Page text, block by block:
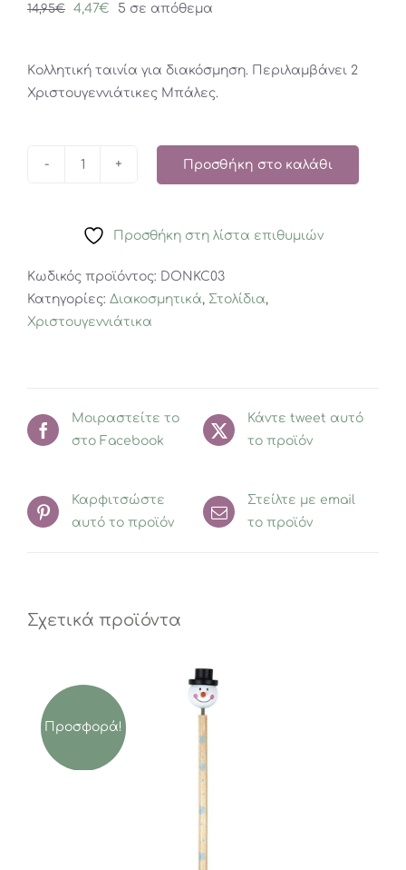
14,95€
Original
14,95€.
4,47€ Η
είναι:
4,47€.
5 σε απόθεμα
Kολλητική ταινία για διακόσμηση. Περιλαμβάνει 2
Χριστουγεννιάτικες Μπάλες.
Χριστουγεννιάτικο
ποσότητα
Προσθήκη στο καλάθι
Προσθήκη στη λίστα επιθυμιών
Κωδικός προϊόντος: DONKC03
Κατηγορίες: Διακοσμητικά, Στολίδια,
Χριστουγεννιάτικα
Μοιραστείτε το
στο Facebook
Κάντε tweet αυτό
το προϊόν
Καρφιτσώστε
αυτό το προϊόν
Στείλτε με email
το προϊόν
Σχετικά προϊόντα
Προσφορά!